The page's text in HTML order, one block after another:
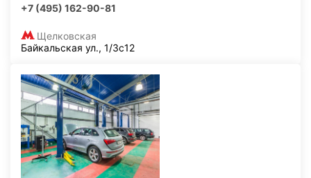
+7 (495) 162-90-81
Щелковская
Байкальская ул., 1/3с12